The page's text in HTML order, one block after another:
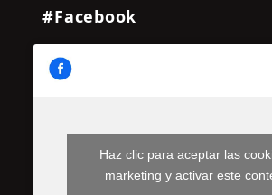
#Facebook
Haz clic para aceptar las
marketing y activar este